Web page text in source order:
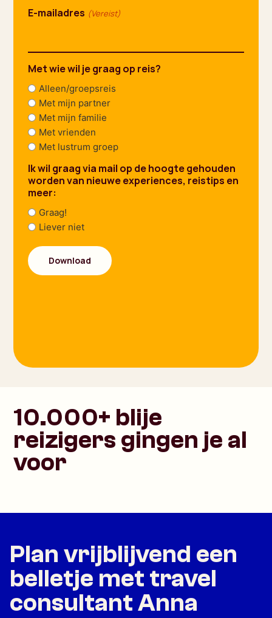
E-mailadres (Vereist)
Met wie wil je graag op reis?
Alleen/groepsreis
Met mijn partner
Met mijn familie
Met vrienden
Met lustrum groep
Ik wil graag via mail op de hoogte gehouden
worden van nieuwe experiences, reistips en
meer:
Graag!
Liever niet
10.000+ blije
reizigers gingen je al
voor
Plan vrijblijvend een
belletje met travel
consultant Anna